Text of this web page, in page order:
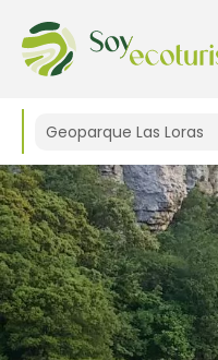
Geoparque Las Loras